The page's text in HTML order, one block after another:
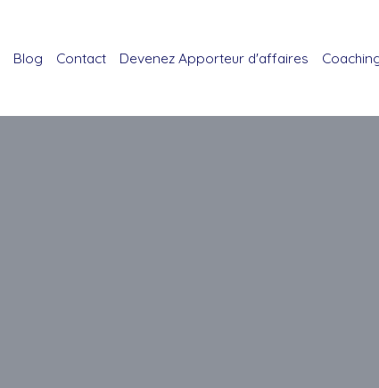
Blog Contact Devenez Apporteur d'affaires